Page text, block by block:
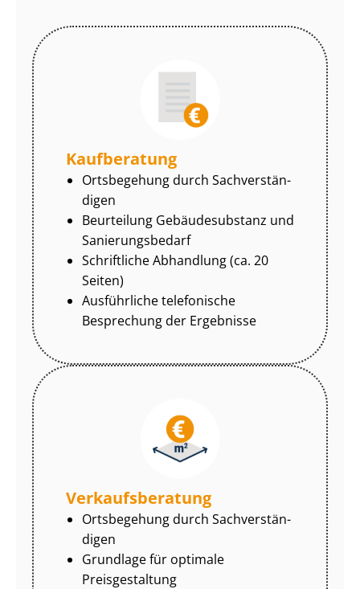
Kaufberatung
Ortsbegehung durch Sach­ver­stän­
di­gen
Beurteilung Gebäudesubstanz und
Sa­nie­rungs­be­darf
Schriftliche Abhandlung (ca. 20
Seiten)
Ausführliche telefonische
Besprechung der Ergebnisse
Ver­kaufs­be­ra­tung
Ortsbegehung durch Sach­ver­stän­
di­gen
Grundlage für optimale
Preisgestaltung